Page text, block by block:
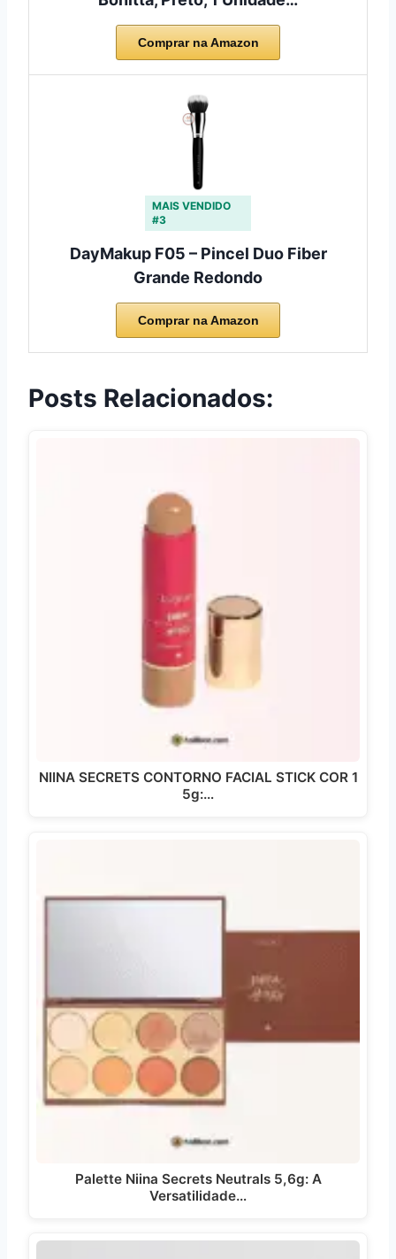
Comprar na Amazon
MAIS VENDIDO
#3
DayMakup F05 – Pincel Duo Fiber
Grande Redondo
Comprar na Amazon
Posts Relacionados:
NIINA SECRETS CONTORNO FACIAL STICK COR 1
5g:…
Palette Niina Secrets Neutrals 5,6g: A
Versatilidade…